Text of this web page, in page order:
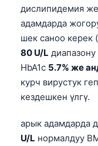
дислипидемия
адамдарда
шек саноо керек
80 U/L
HbA1c 5.7% же
курч вирустук
кездешкен үлгү.
арык адамдарда
U/L нормалдуу
తెలుగు
தமிழ்
ગુજરાતી
ಕನ್ನಡ
മലയാളം
Bahasa
Tiếng Việt